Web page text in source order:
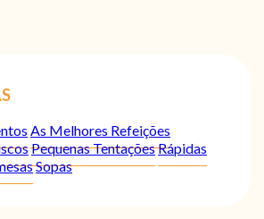
As Melhores Refeições
Pequenas TentaçõesRápidas
Sopas